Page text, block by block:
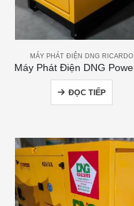
MÁY PHÁT ĐIỆN DNG RICARDO
ĐỌC TIẾP